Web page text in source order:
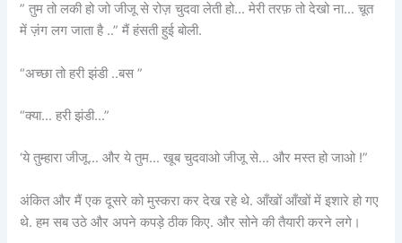
” तुम तो लकी हो जो जीजू से रोज़ चुदवा लेती हो… मेरी तरफ़ तो देखो ना… चूत
में ज़ंग लग जाता है ..” मैं हंसती हुई बोली.
“अच्छा तो हरी झंडी ..बस ”
“क्या… हरी झंडी…”
‘ये तुम्हारा जीजू… और ये तुम… खूब चुदवाओ जीजू से… और मस्त हो जाओ !”
अंकित और मैं एक दूसरे को मुस्करा कर देख रहे थे. आँखों आँखों में इशारे हो गए
थे. हम सब उठे और अपने कपड़े ठीक किए. और सोने की तैयारी करने लगे।